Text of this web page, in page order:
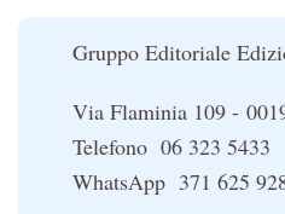
Gruppo Editoriale
Via Flaminia 109 -
Telefono 06 323 5433
WhatsApp 371 625